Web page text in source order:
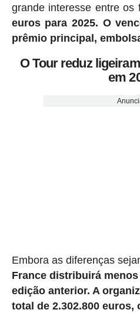
grande interesse entre
euros para 2025. O
prêmio principal,
O Tour reduz
em
Embora as diferenças
France distribuirá
edição anterior. A
total de 2.302.800 euros,